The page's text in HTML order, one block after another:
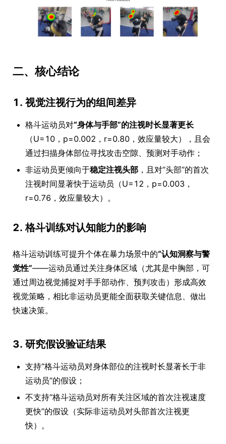
二、核心结论
1. 视觉注视行为的组间差异
格斗运动员对“身体与手部”的注视时长显著更长
（U=10，p=0.002，r=0.80，效应量较大），且会
通过扫描身体部位寻找攻击空隙、预测对手动作；
非运动员更倾向于稳定注视头部 ，且对“头部”的首次
注视时间显著快于运动员（U=12，p=0.003，
r=0.76，效应量较大）。
2. 格斗训练对认知能力的影响
格斗运动训练可提升个体在暴力场景中的“认知洞察与警
觉性”——运动员通过关注身体区域（尤其是中胸部，可
通过周边视觉捕捉对手手部动作、预判攻击）形成高效
视觉策略，相比非运动员更能全面获取关键信息、做出
快速决策。
3. 研究假设验证结果
支持“格斗运动员对身体部位的注视时长显著长于非
运动员”的假设；
不支持“格斗运动员对所有关注区域的首次注视速度
更快”的假设（实际非运动员对头部首次注视更
快）。